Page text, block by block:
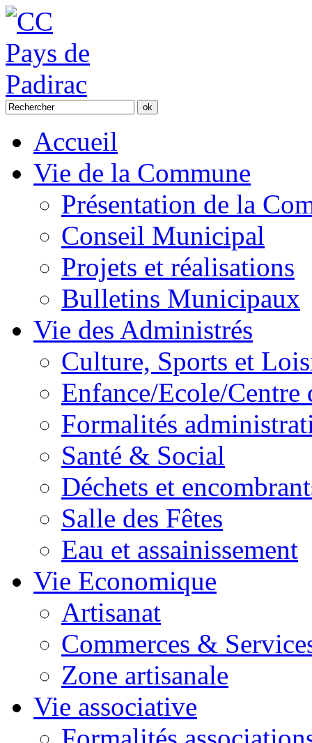
Accueil
Vie de la Commune
Présentation de la
Conseil Municipal
Projets et réalisations
Bulletins Municipaux
Vie des Administrés
Culture, Sports et
Enfance/Ecole/Centre
Formalités
Santé & Social
Déchets et
Salle des Fêtes
Eau et assainissement
Vie Economique
Artisanat
Commerces &
Zone artisanale
Vie associative